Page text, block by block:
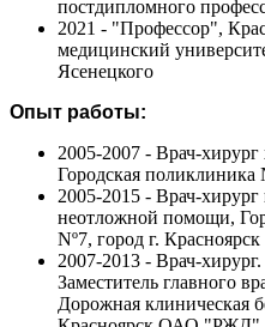
постдипломного
2021 - "Профессор",
медицинский
Ясенецкого
Опыт работы:
2005-2007 - Врач-хирург
Городская поликлиника
2005-2015 - Врач-
неотложной помощи,
Nº7, город г. Красноярск
2007-2013 - Врач-
Заместитель главного
Дорожная клиническая